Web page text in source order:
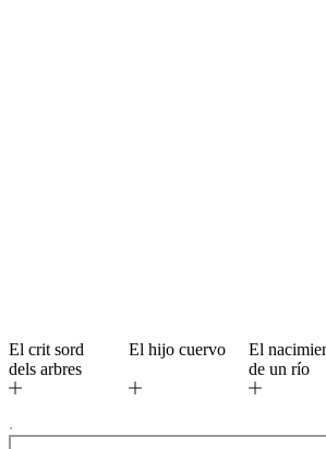
El crit sord
dels arbres
El hijo cuervo
El
de un río